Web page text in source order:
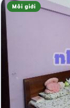
Môi giới